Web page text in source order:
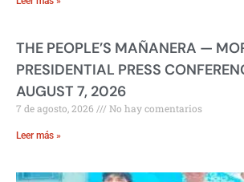
THE PEOPLE’S MAÑANERA —
PRESIDENTIAL PRESS
AUGUST 7, 2026
7 de agosto, 2026 No hay comentarios
Leer más »